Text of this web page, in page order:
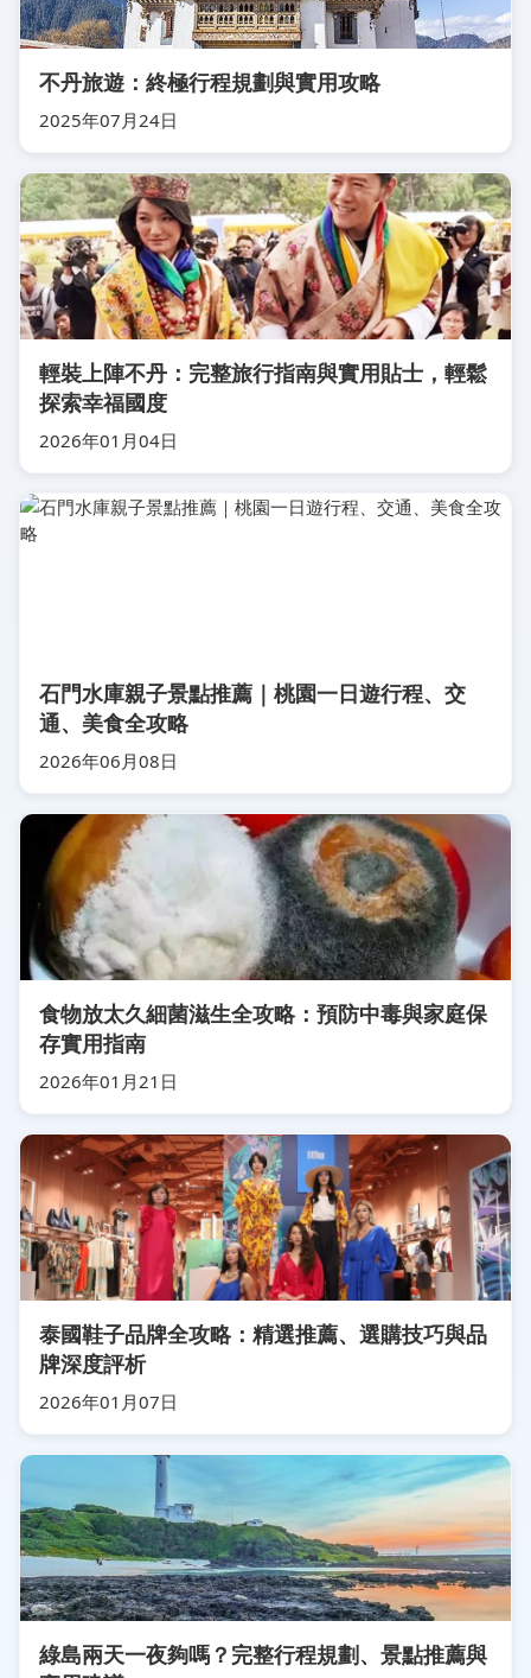
不丹旅遊：終極行程規劃與實用攻略
2025年07月24日
輕裝上陣不丹：完整旅行指南與實用貼士，輕鬆
探索幸福國度
2026年01月04日
石門水庫親子景點推薦｜桃園一日遊行程、交
通、美食全攻略
2026年06月08日
食物放太久細菌滋生全攻略：預防中毒與家庭保
存實用指南
2026年01月21日
泰國鞋子品牌全攻略：精選推薦、選購技巧與品
牌深度評析
2026年01月07日
綠島兩天一夜夠嗎？完整行程規劃、景點推薦與